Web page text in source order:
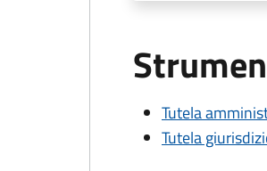
Tutela
Tutela